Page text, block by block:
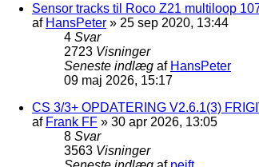
Sensor tracks til Roco Z21 multiloop
af HansPeter » 25 sep 2020, 13:44
4 Svar
2723 Visninger
Seneste indlæg af HansPeter
09 maj 2026, 15:17
CS 3/3+ OPDATERING V2.6.1(3)
af Frank FF » 30 apr 2026, 13:05
8 Svar
3563 Visninger